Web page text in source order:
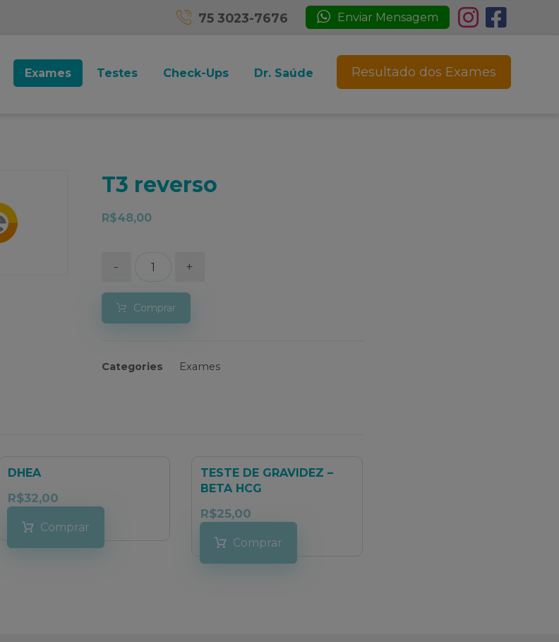
Enviar Mensagem
75 3023-7676
Resultado dos Exames
Exames Testes Check-Ups Dr. Saúde
T3 reverso
R$48,00
- +
Comprar
Categories Exames
DHEA
R$32,00
Comprar
TESTE DE GRAVIDEZ –
BETA HCG
R$25,00
Comprar